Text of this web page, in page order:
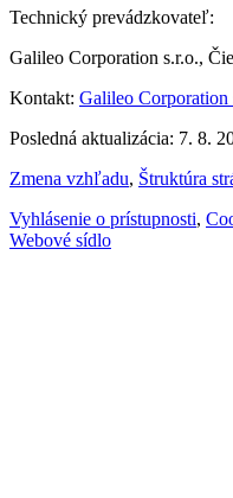
Technický prevádzkovateľ:
Galileo Corporation s.r.o.,
Kontakt: Galileo Corporation
Posledná aktualizácia: 7. 8.
Zmena vzhľadu, Štruktúra
Vyhlásenie o prístupnosti,
Webové sídlo